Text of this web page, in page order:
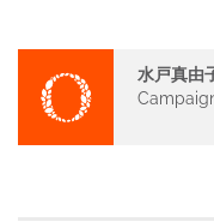
水戸真由